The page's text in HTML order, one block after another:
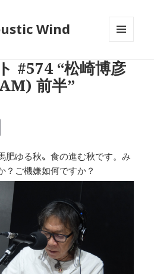
Wind
ーとウ
ィジェ
ット
#574 “松崎博彦
前半”
o
p
y
Li
n
k
肥ゆる秋〟食の進む秋です。み
？ご機嫌如何ですか？